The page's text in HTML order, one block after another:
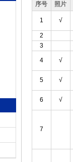
序号 照片
1 √
2
3
4 √
5 √
6 √
7